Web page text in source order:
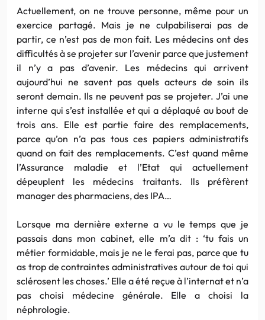
Actuellement, on ne trouve personne, même pour un
exercice partagé. Mais je ne culpabiliserai pas de
partir, ce n’est pas de mon fait. Les médecins ont des
difficultés à se projeter sur l’avenir parce que justement
il n’y a pas d’avenir. Les médecins qui arrivent
aujourd’hui ne savent pas quels acteurs de soin ils
seront demain. Ils ne peuvent pas se projeter. J’ai une
interne qui s’est installée et qui a déplaqué au bout de
trois ans. Elle est partie faire des remplacements,
parce qu’on n’a pas tous ces papiers administratifs
quand on fait des remplacements. C’est quand même
l’Assurance maladie et l’Etat qui actuellement
dépeuplent les médecins traitants. Ils préfèrent
manager des pharmaciens, des IPA…
Lorsque ma dernière externe a vu le temps que je
passais dans mon cabinet, elle m’a dit : ‘tu fais un
métier formidable, mais je ne le ferai pas, parce que tu
as trop de contraintes administratives autour de toi qui
sclérosent les choses.’ Elle a été reçue à l’internat et n’a
pas choisi médecine générale. Elle a choisi la
néphrologie.